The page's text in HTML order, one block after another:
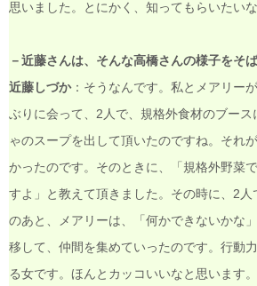
思いました。とにかく、知ってもらいたい
－近藤さんは、そんな高橋さんの様子をそ
近藤しづか：そうなんです。私とメアリー
ぶりに会って、2人で、規格外食材のブース
ゃのスープを出して頂いたのですね。それ
かったのです。そのときに、「規格外野菜
すよ」と教えて頂きました。その時に、2人
のあと、メアリーは、「何かできないかな
移して、仲間を集めていったのです。行動
る女です。ほんとカッコいいなと思います。